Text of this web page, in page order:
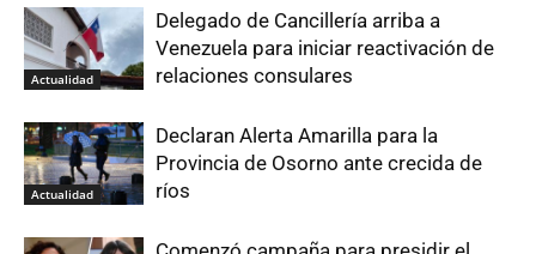
Actualidad
Delegado de Cancillería arriba a
Venezuela para iniciar reactivación de
relaciones consulares
Actualidad
Declaran Alerta Amarilla para la
Provincia de Osorno ante crecida de
ríos